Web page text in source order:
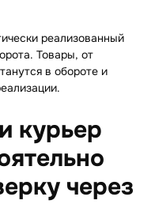
реализованный
Товары, от
в обороте и
курьер
через